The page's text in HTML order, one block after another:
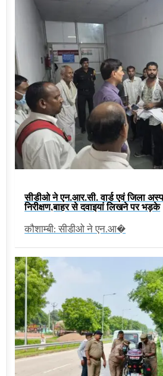
सीडीओ ने एन.आर.सी. वार्ड एवं जिला
निरीक्षण,बाहर से दवाइयां लिखने पर भड़के
कौशाम्बी: सीडीओ ने एन.आ�